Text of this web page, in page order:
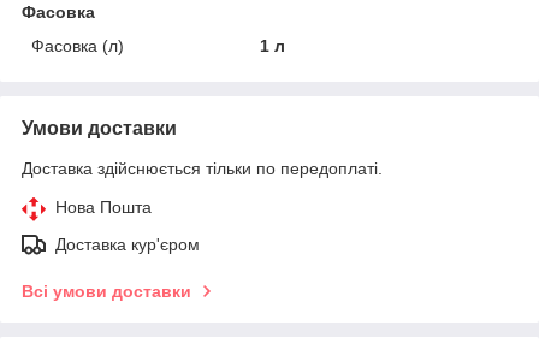
Фасовка
Фасовка (л)
1 л
Умови доставки
Доставка здійснюється тільки по передоплаті.
Нова Пошта
Доставка кур'єром
Всі умови доставки